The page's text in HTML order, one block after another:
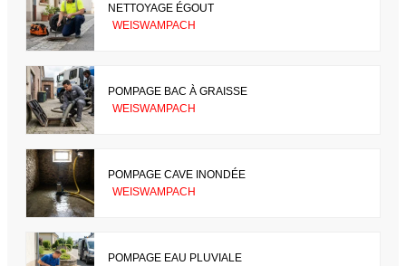
NETTOYAGE ÉGOUT
WEISWAMPACH
POMPAGE BAC À GRAISSE
WEISWAMPACH
POMPAGE CAVE INONDÉE
WEISWAMPACH
POMPAGE EAU PLUVIALE